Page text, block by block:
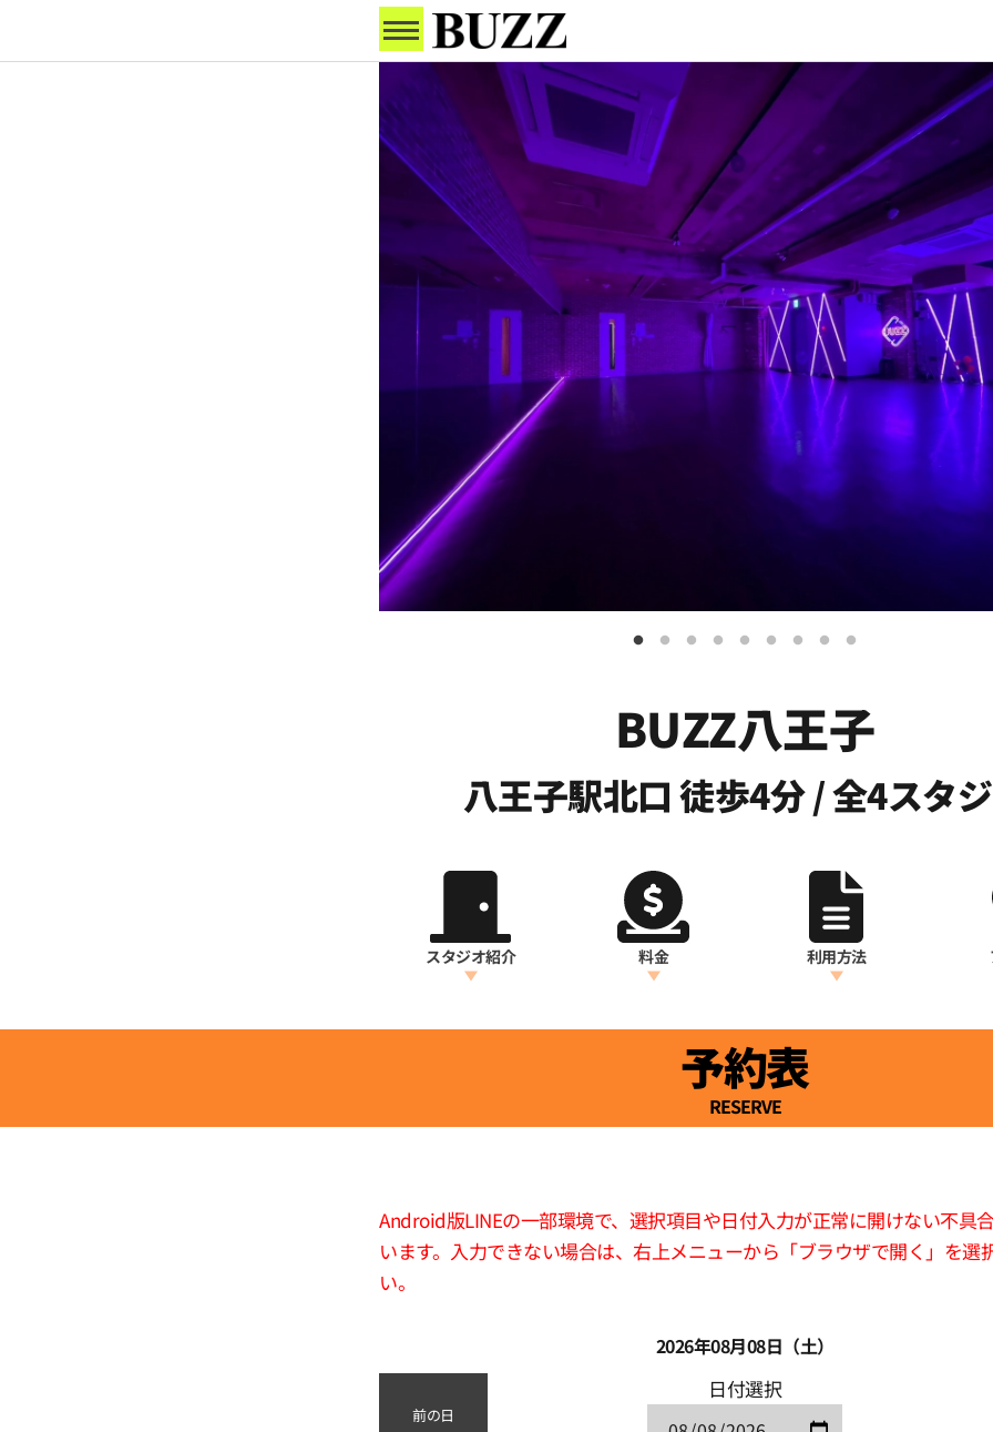
BUZZ八王子
八王子駅北口 徒歩4分 / 全4スタ
スタジオ紹介 料金 利用方法
予約表
RESERVE
Android版LINEの一部環境で、選択項目や日付入力が正常に開けない不具
います。入力できない場合は、右上メニューから「ブラウザで開く」を選
い。
2026年08月08日（土）
前の日
日付選択